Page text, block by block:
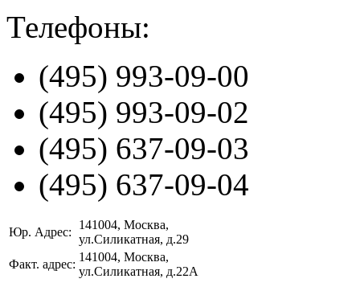
Телефоны:
(495) 993-09-00
(495) 993-09-02
(495) 637-09-03
(495) 637-09-04
Юр. Адрес:
141004, Москва,
ул.Силикатная, д.29
Факт. адрес:
141004, Москва,
ул.Силикатная, д.22А